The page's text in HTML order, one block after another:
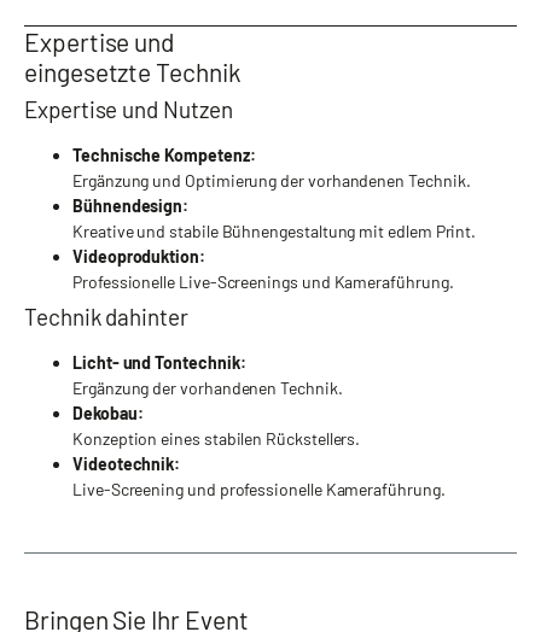
Expertise und
eingesetzte Technik
Expertise und Nutzen
Technische Kompetenz:
Ergänzung und Optimierung der vorhandenen Technik.
Bühnendesign:
Kreative und stabile Bühnengestaltung mit edlem Print.
Videoproduktion:
Professionelle Live-Screenings und Kameraführung.
Technik dahinter
Licht- und Tontechnik:
Ergänzung der vorhandenen Technik.
Dekobau:
Konzeption eines stabilen Rückstellers.
Videotechnik:
Live-Screening und professionelle Kameraführung.
Bringen Sie Ihr Event